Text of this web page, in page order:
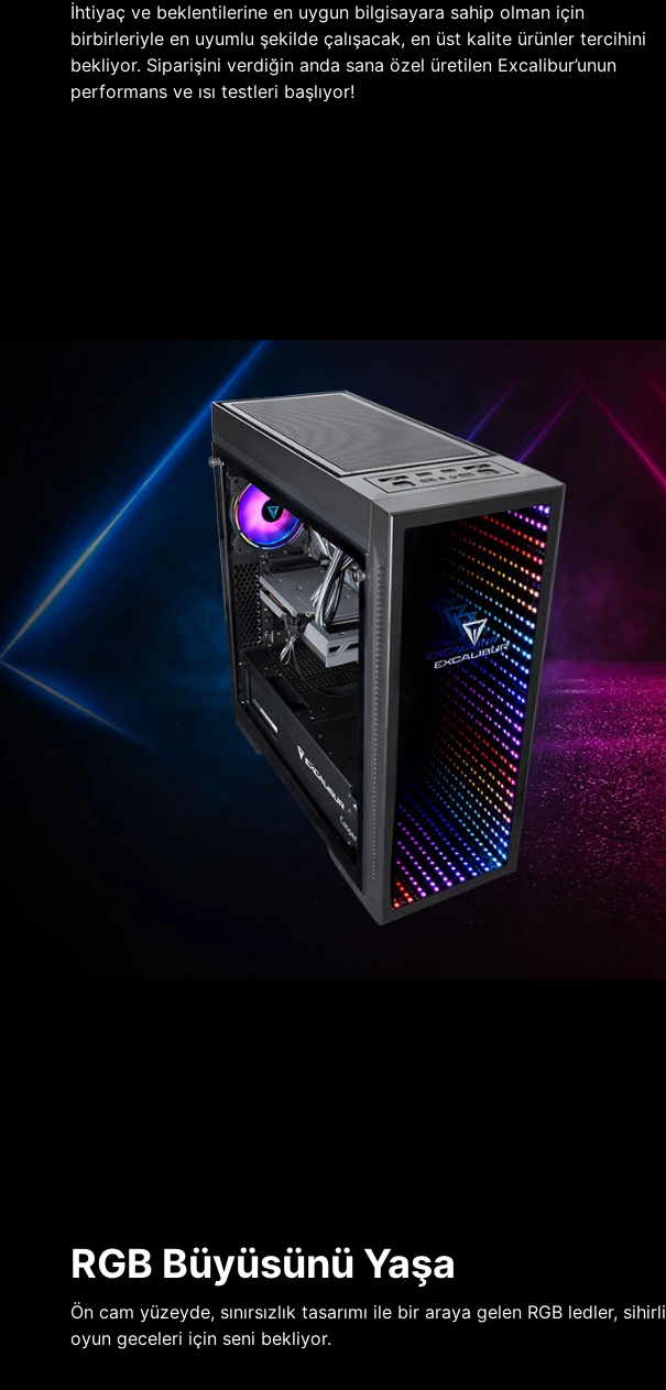
İhtiyaç ve beklentilerine en uygun bilgisayara sahip olman için
birbirleriyle en uyumlu şekilde çalışacak, en üst kalite ürünler tercihini
bekliyor. Siparişini verdiğin anda sana özel üretilen Excalibur’unun
performans ve ısı testleri başlıyor!
RGB Büyüsünü Yaşa
Ön cam yüzeyde, sınırsızlık tasarımı ile bir araya gelen RGB ledler, sihirli
oyun geceleri için seni bekliyor.